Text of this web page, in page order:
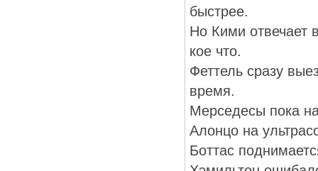
быстрее.
Но Кими отвечает
кое что.
Феттель сразу
время.
Мерседесы пока
Алонцо на
Боттас